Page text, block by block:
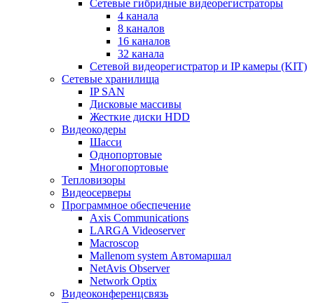
Сетевые гибридные видеорегистраторы
4 канала
8 каналов
16 каналов
32 канала
Сетевой видеорегистратор и IP камеры (KIT)
Сетевые хранилища
IP SAN
Дисковые массивы
Жесткие диски HDD
Видеокодеры
Шасси
Однопортовые
Многопортовые
Тепловизоры
Видеосерверы
Программное обеспечение
Axis Communications
LARGA Videoserver
Macroscop
Mallenom system Автомаршал
NetAvis Observer
Network Optix
Видеоконференцсвязь